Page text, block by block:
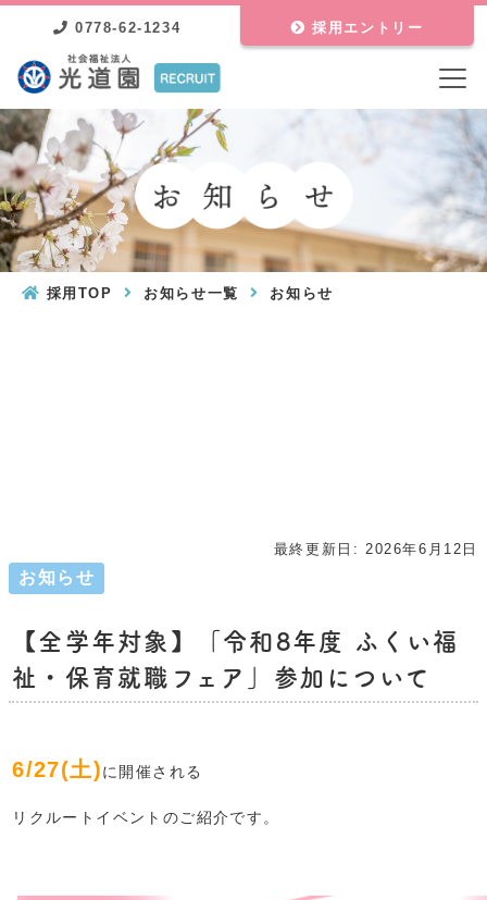
0778-62-1234 採用エントリー
採用TOP お知らせ一覧 お知らせ
最終更新日: 2026年6月12日
お知らせ
【全学年対象】「令和8年度 ふくい福
祉・保育就職フェア」参加について
6/27(土)に開催される
リクルートイベントのご紹介です。